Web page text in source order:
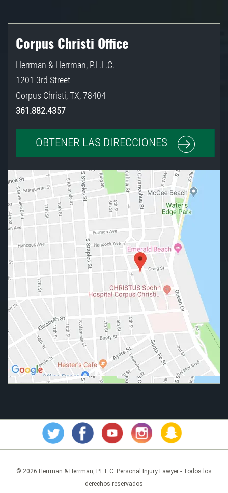
Corpus Christi Office
Herrman & Herrman, P.L.L.C.
1201 3rd Street
Corpus Christi,TX,78404
361.882.4357
OBTENER LAS DIRECCIONES
© 2026 Herrman & Herrman, P.L.L.C. Personal Injury Lawyer - Todos los
derechos reservados